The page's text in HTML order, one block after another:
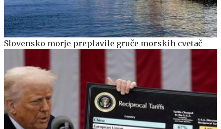
Slovensko morje preplavile gruče morskih cvetač